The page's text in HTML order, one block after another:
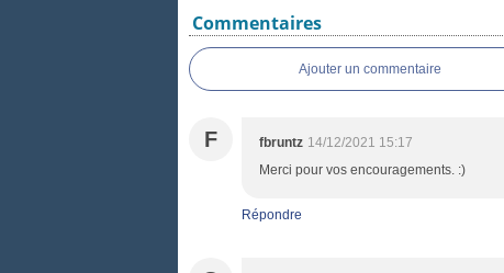
Commentaires
Ajouter un commentaire
F fbruntz 14/12/2021 15:17
Merci pour vos encouragements. :)
Répondre